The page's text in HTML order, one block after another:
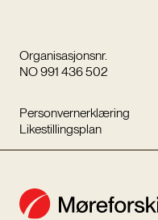
Organisasjonsnr.
NO 991 436 502
Personvernerklæring
Likestillingsplan